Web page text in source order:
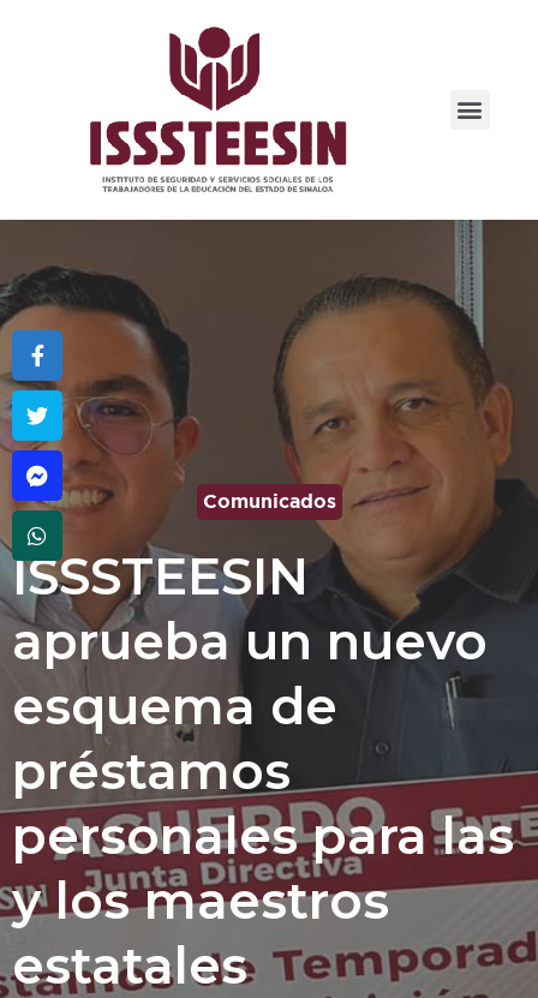
Comunicados
ISSSTEESIN
aprueba un nuevo
esquema de
préstamos
personales para las
y los maestros
estatales